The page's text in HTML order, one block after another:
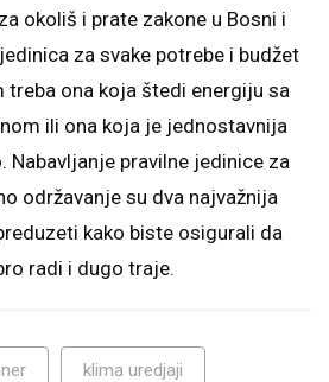
okoliš i prate zakone u Bosni i
za svake potrebe i budžet
treba ona koja štedi energiju sa
ili ona koja je jednostavnija
Nabavljanje pravilne jedinice za
održavanje su dva najvažnija
kako biste osigurali da
radi i dugo traje.
klima uredjaji